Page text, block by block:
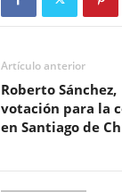
Artículo anterior
Roberto
votación para la
en Santiago de